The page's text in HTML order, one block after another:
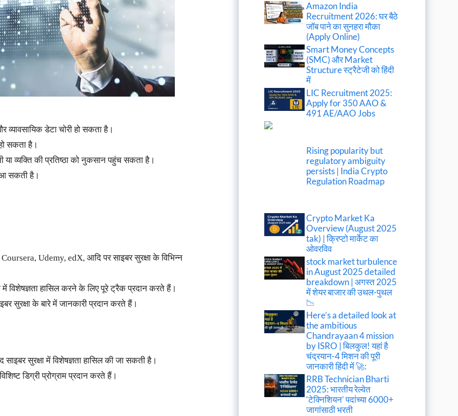
डेटा चोरी हो सकता है।
सकता है।
व्यक्ति की प्रतिष्ठा को नुकसान पहुंच सकता है।
आ सकती है।
Udemy, edX, आदि पर साइबर सुरक्षा के विभिन्न
में विशेषज्ञता हासिल करने के लिए पूरे ट्रैक प्रदान करते हैं।
सुरक्षा के बारे में जानकारी प्रदान करते हैं।
सुरक्षा में विशेषज्ञता हासिल की जा सकती है।
डिग्री प्रोग्राम प्रदान करते हैं।
Amazon India
Recruitment 2026: घर बैठे
जॉब पाने का सुनहरा मौका
(Apply Online)
Smart Money Concepts
(SMC) और Market
Structure स्ट्रैटेजी को हिंदी
में
LIC Recruitment 2025:
Apply for 350 AAO &
491 AE/AAO Jobs
Rising popularity but
regulatory ambiguity
persists | India Crypto
Regulation Roadmap
Crypto Market Ka
Overview (August 2025
tak) | क्रिप्टो मार्केट का
ओवरविव
stock market turbulence
in August 2025 detailed
breakdown | अगस्त 2025
में शेयर बाजार की उथल-पुथल
📉
Here’s a detailed look at
the ambitious
Chandrayaan 4 mission
by ISRO | बिलकुल! यहां है
चंद्रयान-4 मिशन की पूरी
जानकारी हिंदी में 🚀:
RRB Technician Bharti
2025: भारतीय रेल्वेत
‘टेक्निशियन’ पदांच्या 6000+
जागांसाठी भरती